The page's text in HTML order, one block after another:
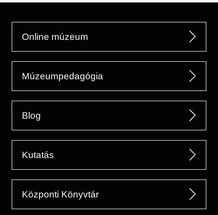
Online múzeum
Múzeumpedagógia
Blog
Kutatás
Központi Könyvtár